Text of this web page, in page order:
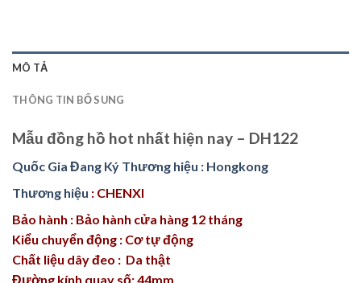
MÔ TẢ
THÔNG TIN BỔ SUNG
Mẫu đồng hồ hot nhất hiện nay – DH122
Quốc Gia Đang Ký Thương hiệu : Hongkong
Thương hiệu : CHENXI
Bảo hành : Bảo hành cửa hàng 12 tháng
Kiểu chuyển động : Cơ tự động
Chất liệu dây đeo : Da thật
Đường kính quay số: 44mm